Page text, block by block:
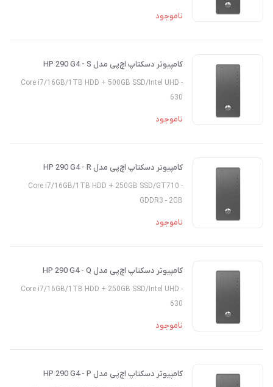
ناموجود
کامپیوتر دسکتاپ اچ‌پی مدل HP 290 G4 - S
- Core i7/16GB/1TB HDD + 500GB SSD/Intel UHD
630
ناموجود
کامپیوتر دسکتاپ اچ‌پی مدل HP 290 G4 - R
- Core i7/16GB/1TB HDD + 250GB SSD/GT710
GDDR3 - 2GB
ناموجود
کامپیوتر دسکتاپ اچ‌پی مدل HP 290 G4 - Q
- Core i7/16GB/1TB HDD + 250GB SSD/Intel UHD
630
ناموجود
کامپیوتر دسکتاپ اچ‌پی مدل HP 290 G4 - P